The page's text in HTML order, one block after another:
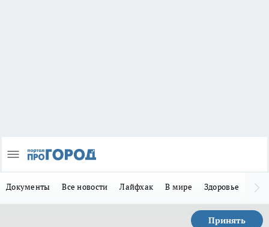
Документы Все новости Лайфхак В мире Здоровье
Принять